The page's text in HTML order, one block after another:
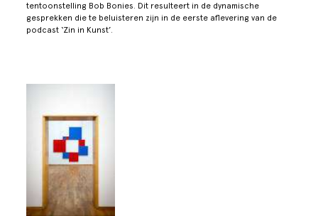
tentoonstelling Bob Bonies. Dit resulteert in de dynamische
gesprekken die te beluisteren zijn in de eerste aflevering van de
podcast ‘Zin in Kunst’.